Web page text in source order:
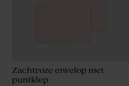
Zachtroze envelop met
puntklep